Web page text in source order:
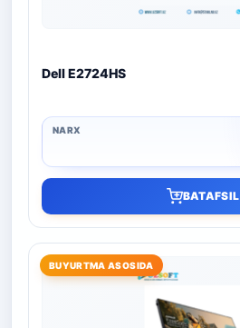
Dell E2724HS
BATAFSIL
BUYURTMA ASOSIDA